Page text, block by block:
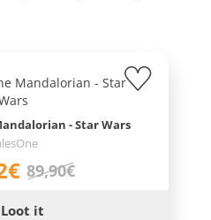
- Star Wars
89,90€
Loot it